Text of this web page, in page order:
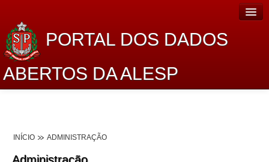
PORTAL DOS DADOS
ABERTOS DA ALESP
Dados Abertos Alesp
INÍCIO ADMINISTRAÇÃO